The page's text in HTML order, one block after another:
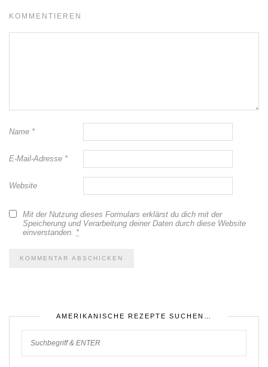
KOMMENTIEREN
Name *
E-Mail-Adresse *
Website
Mit der Nutzung dieses Formulars erklärst du dich mit der
Speicherung und Verarbeitung deiner Daten durch diese Website
einverstanden. *
AMERIKANISCHE REZEPTE SUCHEN…